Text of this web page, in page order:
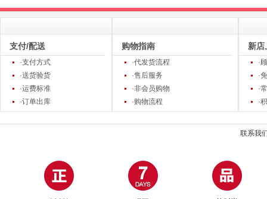
支付/配送
·支付方式
·送货验货
·运费标准
·订单出库
购物指南
·代发货流程
·售后服务
·非会员购物
·购物流程
新店
·
·
·
·
联系我